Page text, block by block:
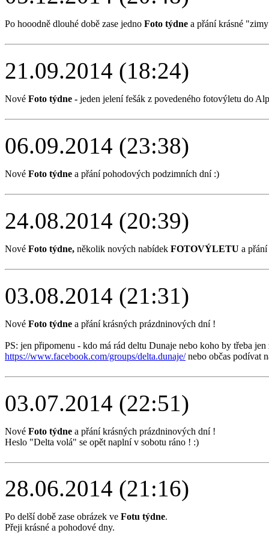
Po hooodně dlouhé době zase jedno Foto týdne a přání krásné
21.09.2014 (18:24)
Nové Foto týdne - jeden jelení fešák z povedeného fotovýletu do
06.09.2014 (23:38)
Nové Foto týdne a přání pohodových podzimních dní :)
24.08.2014 (20:39)
Nové Foto týdne, několik nových nabídek FOTOVÝLETU a
03.08.2014 (21:31)
Nové Foto týdne a přání krásných prázdninových dní !
PS: jen připomenu - kdo má rád deltu Dunaje nebo koho by třeba
https://www.facebook.com/groups/delta.dunaje/nebo občas podívat
03.07.2014 (22:51)
Nové Foto týdne a přání krásných prázdninových dní !
Heslo "Delta volá" se opět naplní v sobotu ráno ! :)
28.06.2014 (21:16)
Po delší době zase obrázek ve Fotu týdne.
Přeji krásné a pohodové dny.